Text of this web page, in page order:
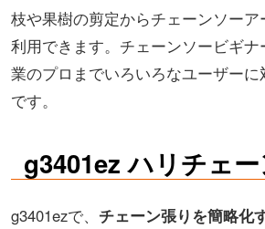
枝や果樹の剪定からチェーンソーア
利用できます。チェーンソービギ
業のプロまでいろいろなユーザー
です。
g3401ez ハリチェ
g3401ezで、 チェーン張りを簡略化